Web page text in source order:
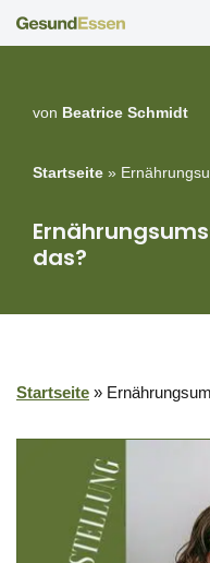
springen
von Beatrice Schmidt
Startseite »
das?
Startseite »